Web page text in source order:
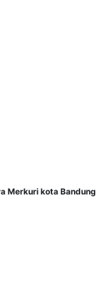
Merkuri kota Bandung